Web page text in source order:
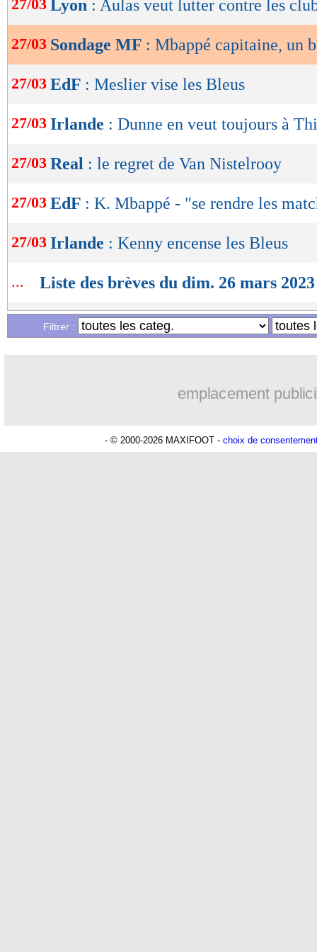
de
OK
27/03 Lyon : Aulas veut lutter contre les
27/03 Sondage MF : Mbappé capitaine, un
27/03 EdF : Meslier vise les Bleus
27/03 Irlande : Dunne en veut toujours à
27/03 Real : le regret de Van Nistelrooy
27/03 EdF : K. Mbappé - "se rendre les
27/03 Irlande : Kenny encense les Bleus
... Liste des brèves du dim. 26 mars 2023
Liste des brèves du sam. 25 mars 2023
Filtrer :
emplacement
- © 2000-2026 MAXIFOOT - choix de